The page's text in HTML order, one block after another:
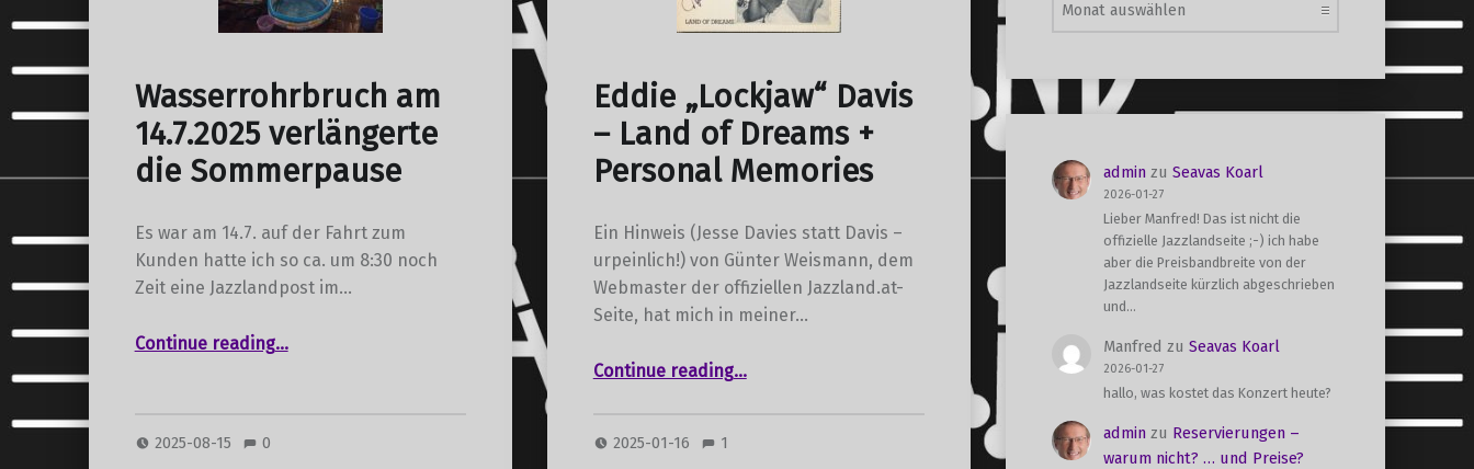
Wasserrohrbruch am
14.7.2025 verlängerte
die Sommerpause
Es war am 14.7. auf der Fahrt zum
Kunden hatte ich so ca. um 8:30 noch
Zeit eine Jazzlandpost im…
Continue reading“Wasserrohrbruch am 14.7.2025 verlängerte die Sommerpause”
…
2025-08-15 0
Eddie „Lockjaw“ Davis
– Land of Dreams +
Personal Memories
Ein Hinweis (Jesse Davies statt Davis –
urpeinlich!) von Günter Weismann, dem
Webmaster der offiziellen Jazzland.at-
Seite, hat mich in meiner…
Continue reading“Eddie „Lockjaw“ Davis – Land of Dreams + Personal Memories”
…
2025-01-16 1
adminzu Seavas Koarl
2026-01-27
Lieber Manfred! Das ist nicht die
offizielle Jazzlandseite ;-) ich habe
aber die Preisbandbreite von der
Jazzlandseite kürzlich abgeschrieben
und…
Manfred zu Seavas Koarl
2026-01-27
hallo, was kostet das Konzert heute?
adminzu Reservierungen –
warum nicht? … und Preise?